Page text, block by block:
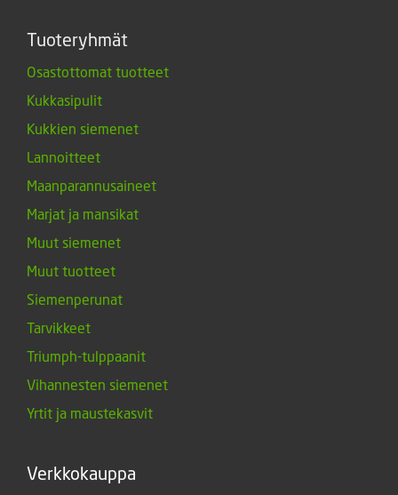
Tuoteryhmät
Osastottomat tuotteet
Kukkasipulit
Kukkien siemenet
Lannoitteet
Maanparannusaineet
Marjat ja mansikat
Muut siemenet
Muut tuotteet
Siemenperunat
Tarvikkeet
Triumph-tulppaanit
Vihannesten siemenet
Yrtit ja maustekasvit
Verkkokauppa